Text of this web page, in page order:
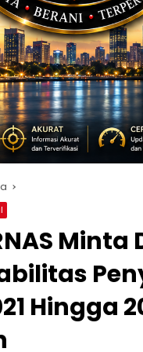
Hingga